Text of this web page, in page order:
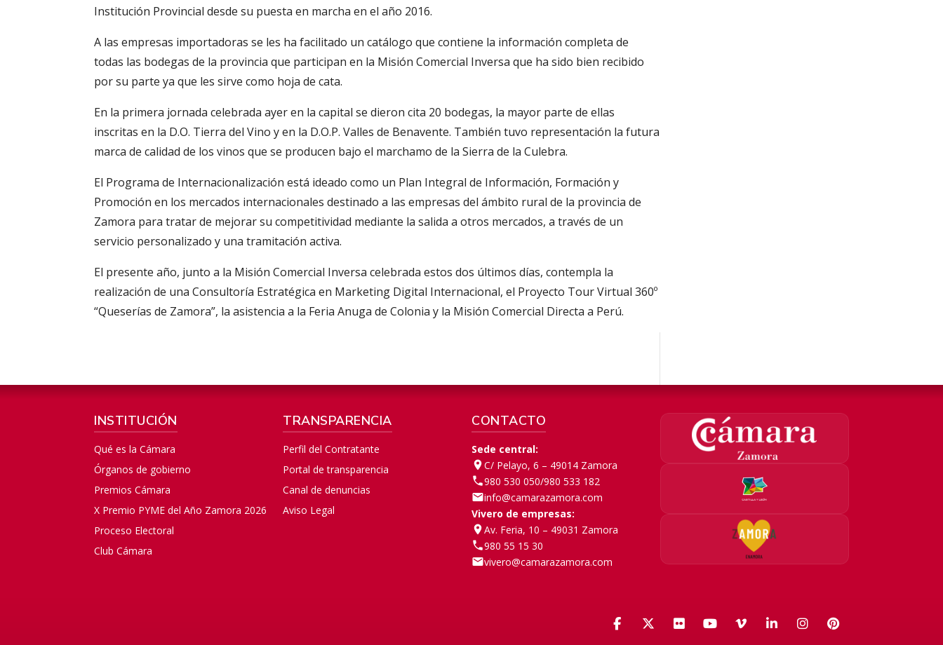
Institución Provincial desde su puesta en marcha en el año 2016.
A las empresas importadoras se les ha facilitado un catálogo que contiene la información completa de
todas las bodegas de la provincia que participan en la Misión Comercial Inversa que ha sido bien recibido
por su parte ya que les sirve como hoja de cata.
En la primera jornada celebrada ayer en la capital se dieron cita 20 bodegas, la mayor parte de ellas
inscritas en la D.O. Tierra del Vino y en la D.O.P. Valles de Benavente. También tuvo representación la futura
marca de calidad de los vinos que se producen bajo el marchamo de la Sierra de la Culebra.
El Programa de Internacionalización está ideado como un Plan Integral de Información, Formación y
Promoción en los mercados internacionales destinado a las empresas del ámbito rural de la provincia de
Zamora para tratar de mejorar su competitividad mediante la salida a otros mercados, a través de un
servicio personalizado y una tramitación activa.
El presente año, junto a la Misión Comercial Inversa celebrada estos dos últimos días, contempla la
realización de una Consultoría Estratégica en Marketing Digital Internacional, el Proyecto Tour Virtual 360º
“Queserías de Zamora”, la asistencia a la Feria Anuga de Colonia y la Misión Comercial Directa a Perú.
INSTITUCIÓN
Qué es la Cámara
Órganos de gobierno
Premios Cámara
X Premio PYME del Año Zamora 2026
Proceso Electoral
Club Cámara
TRANSPARENCIA
Perfil del Contratante
Portal de transparencia
Canal de denuncias
Aviso Legal
CONTACTO
Sede central:
C/ Pelayo, 6 – 49014 Zamora
980 530 050/980 533 182
info@camarazamora.com
Vivero de empresas:
Av. Feria, 10 – 49031 Zamora
980 55 15 30
vivero@camarazamora.com
Facebook
X (Twitter)
FlickrYouTube
VimeoLinkedIn
Instagram
Pinterest